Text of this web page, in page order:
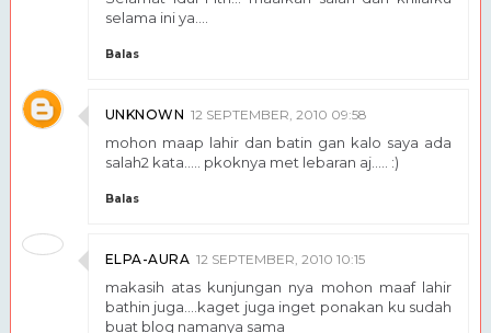
selama ini ya....
Balas
UNKNOWN 12 SEPTEMBER, 2010 09:58
mohon maap lahir dan batin gan kalo saya ada
salah2 kata..... pkoknya met lebaran aj..... :)
Balas
ELPA-AURA 12 SEPTEMBER, 2010 10:15
makasih atas kunjungan nya mohon maaf lahir
bathin juga....kaget juga inget ponakan ku sudah
buat blog namanya sama